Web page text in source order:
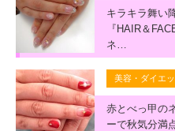
キラキラ舞い
『HAIR＆
ネ…
美容・ダイエッ
赤とべっ甲の
ーで秋気分満